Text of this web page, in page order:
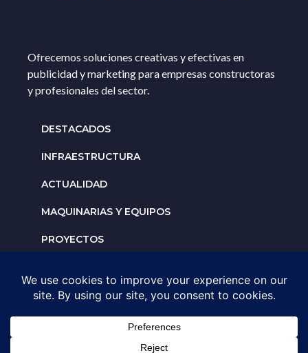
Ofrecemos soluciones creativas y efectivas en
publicidad y marketing para empresas constructoras
y profesionales del sector.
DESTACADOS
INFRAESTRUCTURA
ACTUALIDAD
MAQUINARIAS Y EQUIPOS
PROYECTOS
Solicita un espacio para
tu negocio
AGENDA UNA ASESORÍA